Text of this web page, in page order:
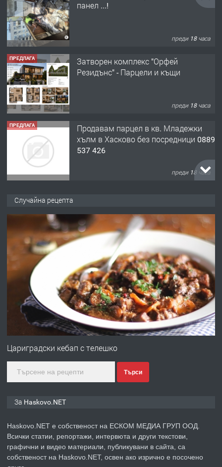
панел ...!
преди 18 часа
ПРЕДЛАГА
Затворен комплекс "Орфей
Резидънс" - Парцели и къщи
преди 18 часа
ПРЕДЛАГА
Продавам парцел в кв. Младежки
хълм в Хасково без посредници 0889
537 426
преди 18 часа
преди 18 часа
Под НАЕМ двустаен Орфей
преди 3 дни
ПРЕДЛАГА
Нов апартамент на ул. Липа до
ХАСКОВО
преди 5 дни
ПРЕДЛАГА НАПЪЛНО ОБЗАВЕДЕН И
Случайна рецепта
Цариградски кебап с телешко
Търси
За Haskovo.NET
Haskovo.NET е собственост на ЕСКОМ МЕДИА ГРУП ООД.
Всички статии, репортажи, интервюта и други текстови,
графични и видео материали, публикувани в сайта, са
собственост на Haskovo.NET, освен ако изрично е посочено